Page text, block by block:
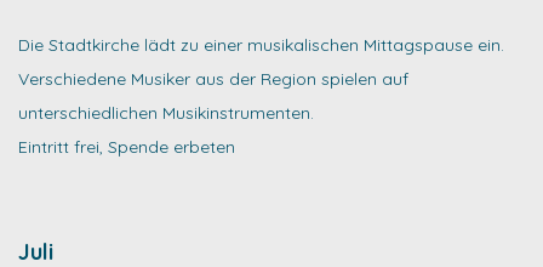
Die Stadtkirche lädt zu einer musikalischen Mittagspause ein.
Verschiedene Musiker aus der Region spielen auf
unterschiedlichen Musikinstrumenten.
Eintritt frei, Spende erbeten
Juli